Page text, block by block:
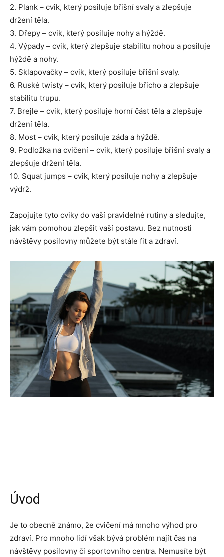
2. Plank – cvik, který posiluje břišní svaly a zlepšuje
držení těla.
3. Dřepy – cvik, který posiluje nohy a hýždě.
4. Výpady – cvik, který zlepšuje stabilitu nohou a posiluje
hýždě a nohy.
5. Sklapovačky – cvik, který posiluje břišní svaly.
6. Ruské twisty – cvik, který posiluje břicho a zlepšuje
stabilitu trupu.
7. Brejle – cvik, který posiluje horní část těla a zlepšuje
držení těla.
8. Most – cvik, který posiluje záda a hýždě.
9. Podložka na cvičení – cvik, který posiluje břišní svaly a
zlepšuje držení těla.
10. Squat jumps – cvik, který posiluje nohy a zlepšuje
výdrž.
Zapojujte tyto cviky do vaší pravidelné rutiny a sledujte,
jak vám pomohou zlepšit vaší postavu. Bez nutnosti
návštěvy posilovny můžete být stále fit a zdraví.
Úvod
Je to obecně známo, že cvičení má mnoho výhod pro
zdraví. Pro mnoho lidí však bývá problém najít čas na
návštěvy posilovny či sportovního centra. Nemusíte být